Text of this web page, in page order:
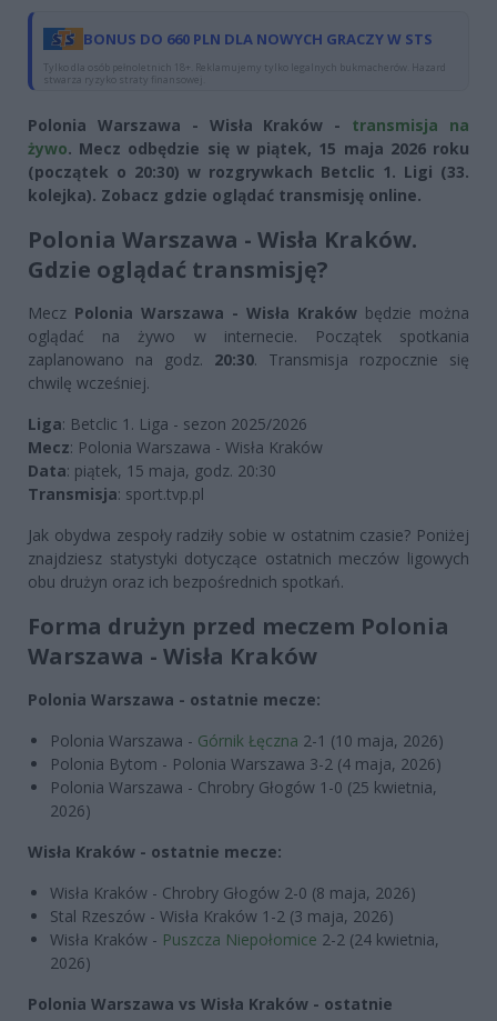
BONUS DO 660 PLN DLA NOWYCH GRACZY W STS
Tylko dla osób pełnoletnich 18+. Reklamujemy tylko legalnych bukmacherów. Hazard
stwarza ryzyko straty finansowej.
Polonia Warszawa - Wisła Kraków - transmisja na
żywo. Mecz odbędzie się w piątek, 15 maja 2026 roku
(początek o 20:30) w rozgrywkach Betclic 1. Ligi (33.
kolejka). Zobacz gdzie oglądać transmisję online.
Polonia Warszawa - Wisła Kraków.
Gdzie oglądać transmisję?
Mecz Polonia Warszawa - Wisła Kraków będzie można
oglądać na żywo w internecie. Początek spotkania
zaplanowano na godz. 20:30. Transmisja rozpocznie się
chwilę wcześniej.
Liga: Betclic 1. Liga - sezon 2025/2026
Mecz: Polonia Warszawa - Wisła Kraków
Data: piątek, 15 maja, godz. 20:30
Transmisja: sport.tvp.pl
Jak obydwa zespoły radziły sobie w ostatnim czasie? Poniżej
znajdziesz statystyki dotyczące ostatnich meczów ligowych
obu drużyn oraz ich bezpośrednich spotkań.
Forma drużyn przed meczem Polonia
Warszawa - Wisła Kraków
Polonia Warszawa - ostatnie mecze:
Polonia Warszawa - Górnik Łęczna 2-1 (10 maja, 2026)
Polonia Bytom - Polonia Warszawa 3-2 (4 maja, 2026)
Polonia Warszawa - Chrobry Głogów 1-0 (25 kwietnia,
2026)
Wisła Kraków - ostatnie mecze:
Wisła Kraków - Chrobry Głogów 2-0 (8 maja, 2026)
Stal Rzeszów - Wisła Kraków 1-2 (3 maja, 2026)
Wisła Kraków - Puszcza Niepołomice 2-2 (24 kwietnia,
2026)
Polonia Warszawa vs Wisła Kraków - ostatnie